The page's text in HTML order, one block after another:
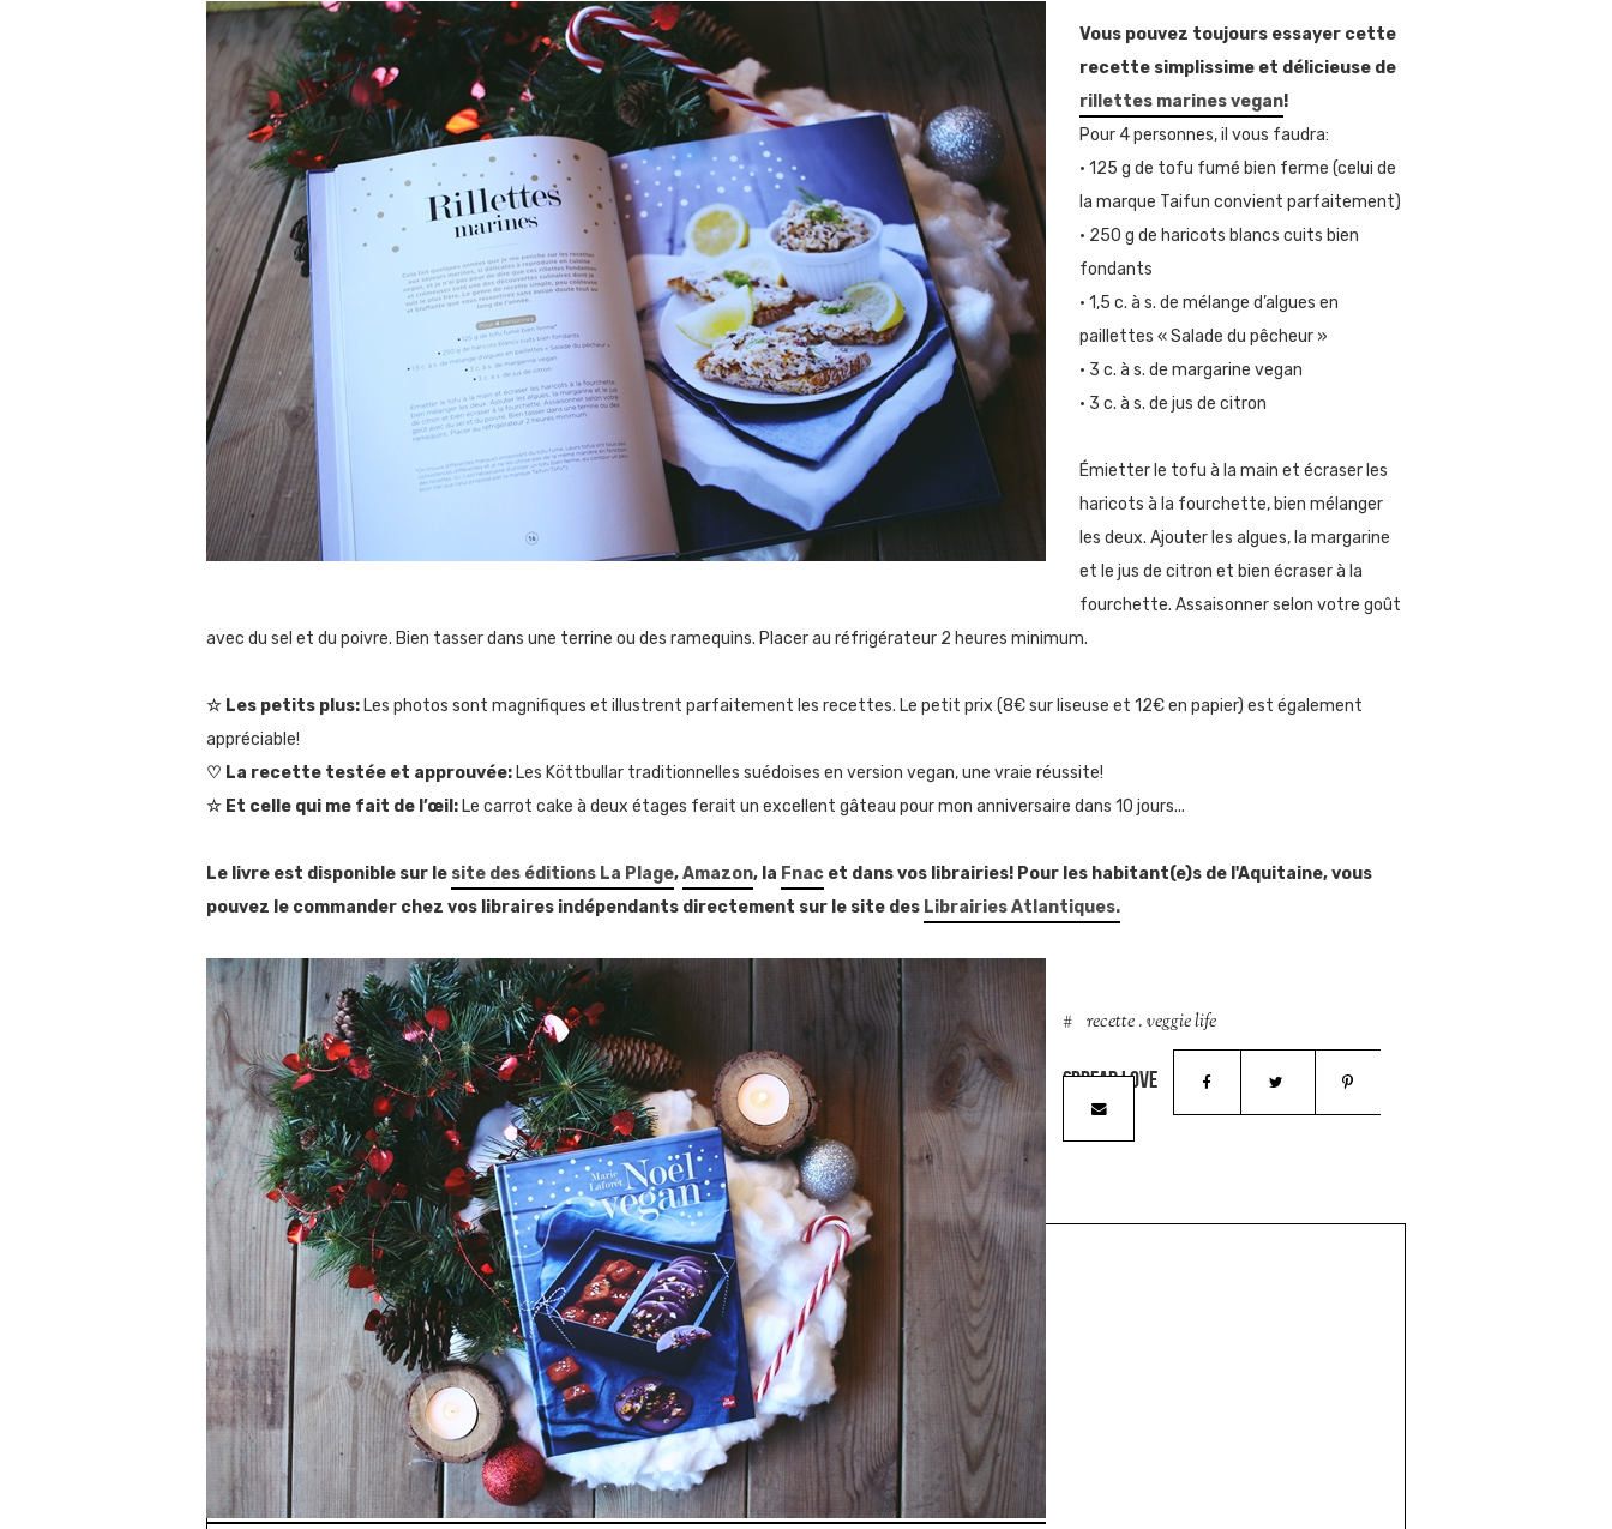
Vous pouvez toujours essayer cette
recette simplissime et délicieuse de
rillettes marines vegan!
Pour 4 personnes, il vous faudra:
• 125 g de tofu fumé bien ferme (celui de
la marque Taifun convient parfaitement)
• 250 g de haricots blancs cuits bien
fondants
• 1,5 c. à s. de mélange d’algues en
paillettes « Salade du pêcheur »
• 3 c. à s. de margarine vegan
• 3 c. à s. de jus de citron
Émietter le tofu à la main et écraser les
haricots à la fourchette, bien mélanger
les deux. Ajouter les algues, la margarine
et le jus de citron et bien écraser à la
fourchette. Assaisonner selon votre goût
avec du sel et du poivre. Bien tasser dans une terrine ou des ramequins. Placer au réfrigérateur 2 heures minimum.
☆Les petits plus: Les photos sont magnifiques et illustrent parfaitement les recettes. Le petit prix (8€ sur liseuse et 12€ en papier) est également
appréciable!
♡ La recette testée et approuvée: Les Köttbullar traditionnelles suédoises en version vegan, une vraie réussite!
☆ Et celle qui me fait de l’œil: Le carrot cake à deux étages ferait un excellent gâteau pour mon anniversaire dans 10 jours...
Le livre est disponible sur le site des éditions La Plage,Amazon, la Fnacet dans vos librairies! Pour les habitant(e)s de l'Aquitaine, vous
pouvez le commander chez vos libraires indépendants directement sur le site des Librairies Atlantiques.
recette.veggie life